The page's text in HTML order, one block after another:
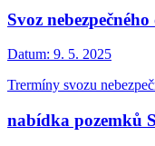
Svoz
Datum: 9. 5. 2025
Trermíny svozu
nabídka pozemků